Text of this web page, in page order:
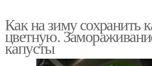
Как на зиму сохранить
цветную.
капусты